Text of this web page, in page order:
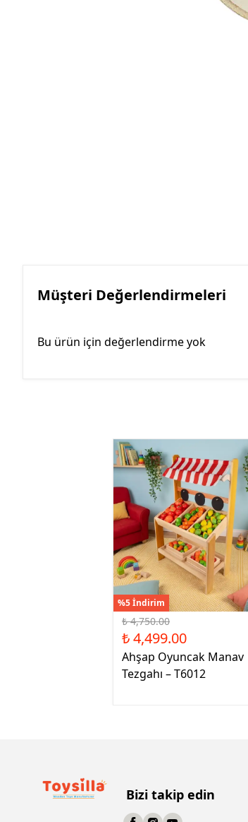
Müşteri Değerlendirmeleri
Bu ürün için değerlendirme yok
%5 İndirim
₺ 4,750.00
₺ 4,499.00
Ahşap Oyuncak Manav
Tezgahı – T6012
Bizi takip edin